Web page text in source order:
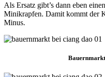
Als Ersatz gibt’s dann eben
Minikrapfen. Damit kommt der
Minus.